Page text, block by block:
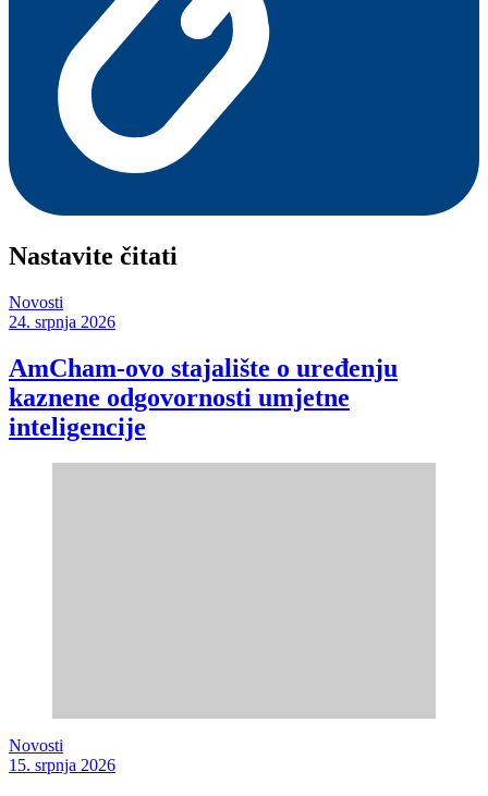
Nastavite čitati
Novosti
24. srpnja 2026
AmCham-ovo stajalište o uređenju
kaznene odgovornosti umjetne
inteligencije
Novosti
15. srpnja 2026